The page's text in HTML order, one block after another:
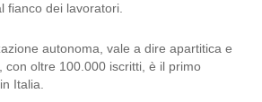
fianco dei lavoratori.
autonoma, vale a dire apartitica e
con oltre 100.000 iscritti, è il primo
Italia.